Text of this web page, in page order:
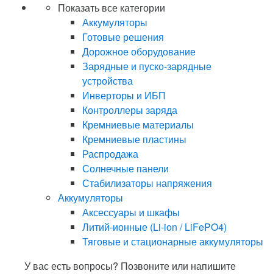
Показать все категории
Аккумуляторы
Готовые решения
Дорожное оборудование
Зарядные и пуско-зарядные
устройства
Инверторы и ИБП
Контроллеры заряда
Кремниевые материалы
Кремниевые пластины
Распродажа
Солнечные панели
Стабилизаторы напряжения
Аккумуляторы
Аксессуары и шкафы
Литий-ионные (Li-ion / LiFePO4)
Тяговые и стационарные аккумуляторы
У вас есть вопросы? Позвоните или напишите